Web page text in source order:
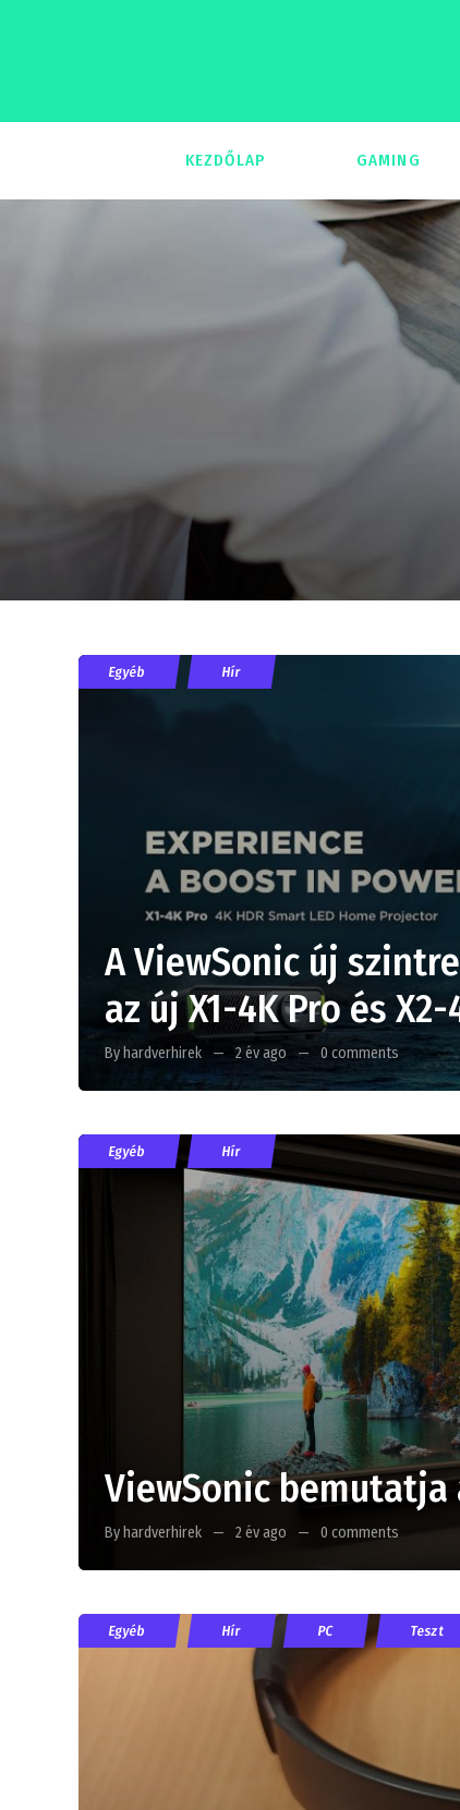
KEZDŐLAP GAMING
Egyéb Hír
A ViewSonic új
az új X1-4K Pro és
By hardverhirek 2 év ago 0 comments
Egyéb Hír
ViewSonic bemutatja
By hardverhirek 2 év ago 0 comments
Egyéb Hír PC Teszt